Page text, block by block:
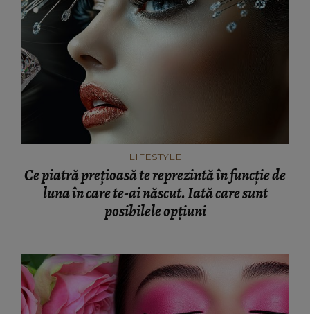
LIFESTYLE
Ce piatră prețioasă te reprezintă în funcție de
luna în care te-ai născut. Iată care sunt
posibilele opțiuni